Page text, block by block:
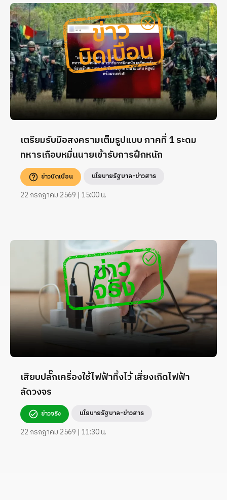
เตรียมรับมือสงครามเต็มรูปแบบ ภาคที่ 1 ระดม
ทหารเกือบหมื่นนายเข้ารับการฝึกหนัก
ข่าวบิดเบือน นโยบายรัฐบาล-ข่าวสาร
22 กรกฎาคม 2569 | 15:00 น.
เสียบปลั๊กเครื่องใช้ไฟฟ้าทิ้งไว้ เสี่ยงเกิดไฟฟ้า
ลัดวงจร
ข่าวจริง นโยบายรัฐบาล-ข่าวสาร
22 กรกฎาคม 2569 | 11:30 น.